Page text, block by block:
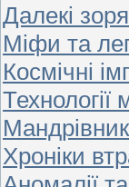
Далекі
Міфи та
Космічні
Технології
Хроніки